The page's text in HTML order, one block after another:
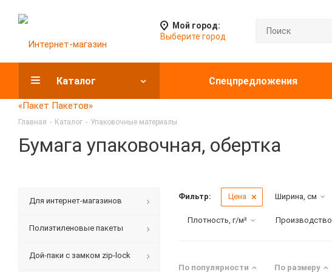
Мой город:
Выберите город
Каталог Спецпредложения
Главная - Каталог - Упаковочные материалы
Бумага упаковочная, обертка
Фильтр: Цена Ширина, см
Плотность, г/м² Производство
По популярности По размеру
Для интернет-магазинов
Полиэтиленовые пакеты
Дой-паки с замком zip-lock